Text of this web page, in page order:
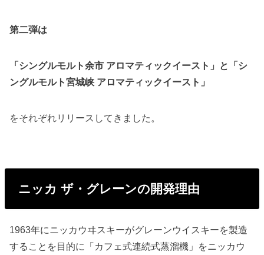
第二弾は
「シングルモルト余市 アロマティックイースト」と「シ
ングルモルト宮城峡 アロマティックイースト」
をそれぞれリリースしてきました。
ニッカ ザ・グレーンの開発理由
1963年にニッカウヰスキーがグレーンウイスキーを製造
することを目的に「カフェ式連続式蒸溜機」をニッカウ